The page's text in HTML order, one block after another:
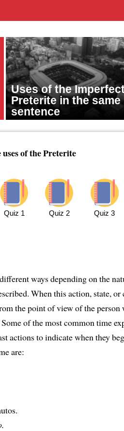
Uses of the
Preterite in the same
sentence
uses of the Preterite
Quiz 1 Quiz 2 Quiz 3
ways depending on the
When this action, state,
the point of view of the person
of the most common time
actions to indicate when they
are: